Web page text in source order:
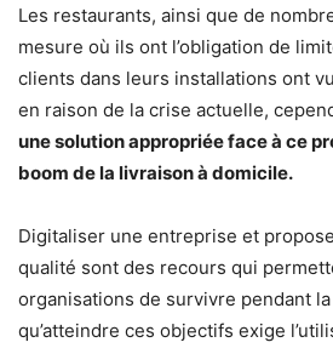
Les restaurants, ainsi que de
mesure où ils ont l’obligation de
clients dans leurs installations ont
en raison de la crise actuelle,
une solution appropriée face à ce
boom de la livraison à domicile.
Digitaliser une entreprise et
qualité sont des recours qui
organisations de survivre pendant
qu’atteindre ces objectifs exige